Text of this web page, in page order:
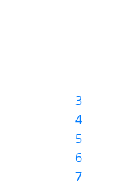
3
4
5
6
7